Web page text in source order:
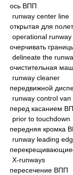
ось ВПП
runway center line
открытая для
operational runway
очерчивать
delineate the
очистительная
runway cleaner
передвижной
runway control van
перед касанием
prior to touchdown
передняя кромка
runway leading
X-runways
пересечение ВПП